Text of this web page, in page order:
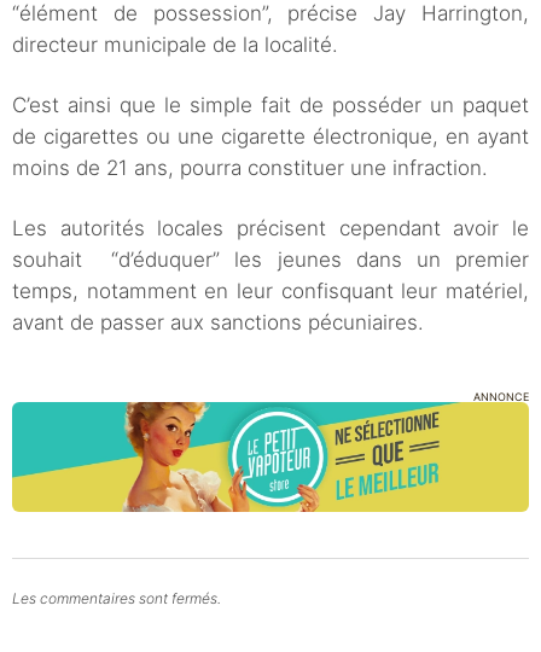
“élément de possession”, précise Jay Harrington,
directeur municipale de la localité.
C’est ainsi que le simple fait de posséder un paquet
de cigarettes ou une cigarette électronique, en ayant
moins de 21 ans, pourra constituer une infraction.
Les autorités locales précisent cependant avoir le
souhait “d’éduquer” les jeunes dans un premier
temps, notamment en leur confisquant leur matériel,
avant de passer aux sanctions pécuniaires.
ANNONCE
Les commentaires sont fermés.